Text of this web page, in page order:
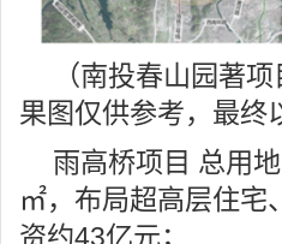
（南投春山园著
果图仅供参考，最终
雨高桥项目 总用
㎡，布局超高层住宅
资约43亿元；